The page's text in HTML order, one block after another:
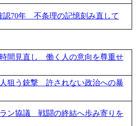
認70年 不条理の記憶刻み直して
間見直し 働く人の意向を尊重せ
狙う銃撃 許されない政治への暴
ン協議 戦闘の終結へ歩み寄りを